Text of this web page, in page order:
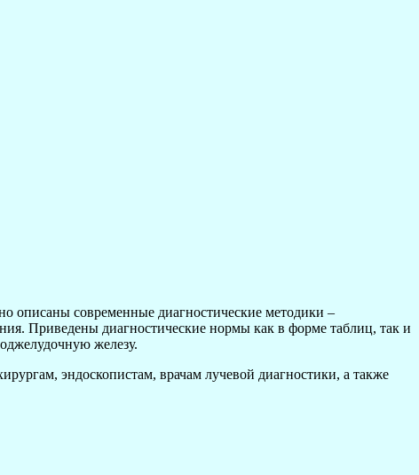
описаны современные диагностические методики –
Приведены диагностические нормы как в форме таблиц, так и
железу.
эндоскопистам, врачам лучевой диагностики, а также